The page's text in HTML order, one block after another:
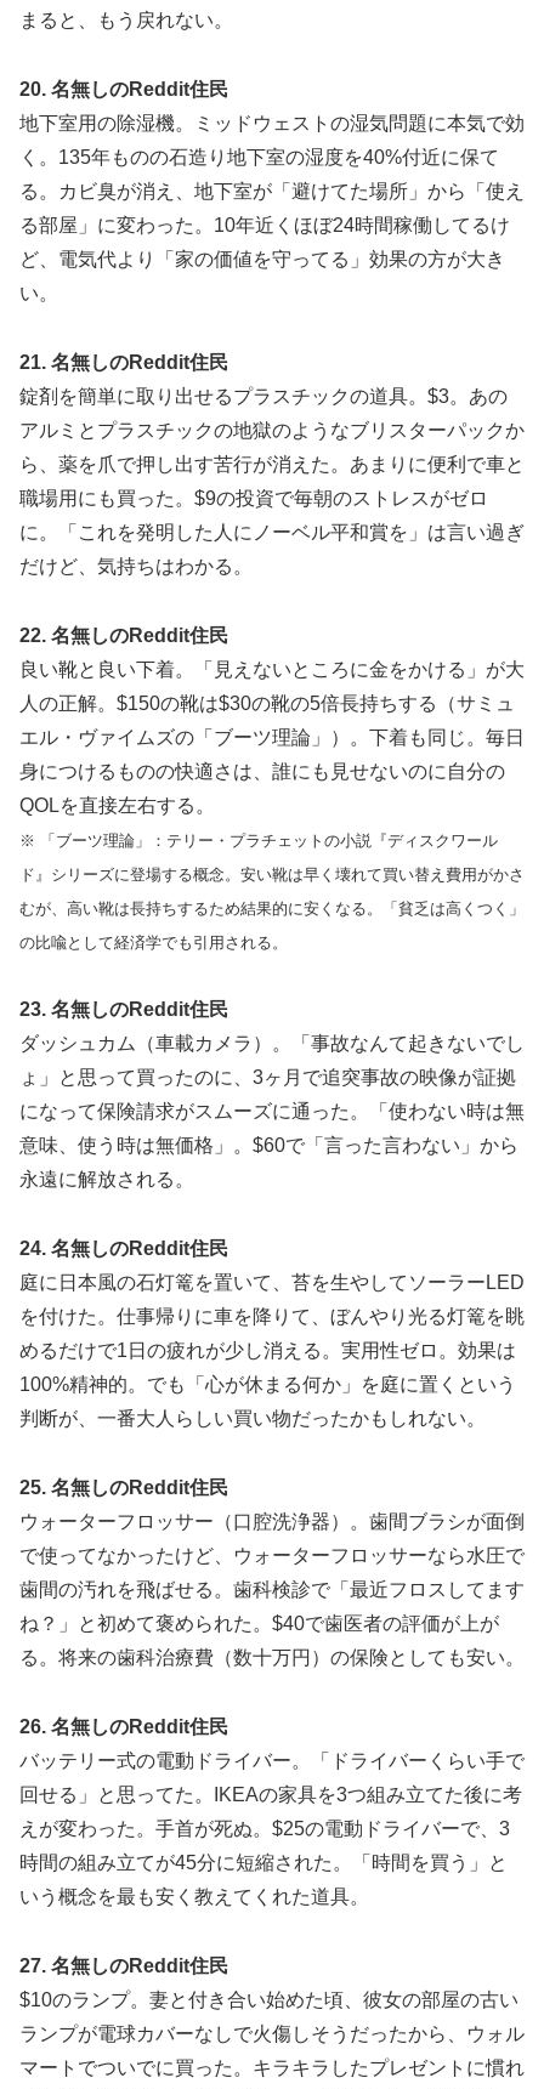
まると、もう戻れない。
20. 名無しのReddit住民
地下室用の除湿機。ミッドウェストの湿気問題に本気で効
く。135年ものの石造り地下室の湿度を40%付近に保て
る。カビ臭が消え、地下室が「避けてた場所」から「使え
る部屋」に変わった。10年近くほぼ24時間稼働してるけ
ど、電気代より「家の価値を守ってる」効果の方が大き
い。
21. 名無しのReddit住民
錠剤を簡単に取り出せるプラスチックの道具。$3。あの
アルミとプラスチックの地獄のようなブリスターパックか
ら、薬を爪で押し出す苦行が消えた。あまりに便利で車と
職場用にも買った。$9の投資で毎朝のストレスがゼロ
に。「これを発明した人にノーベル平和賞を」は言い過ぎ
だけど、気持ちはわかる。
22. 名無しのReddit住民
良い靴と良い下着。「見えないところに金をかける」が大
人の正解。$150の靴は$30の靴の5倍長持ちする（サミュ
エル・ヴァイムズの「ブーツ理論」）。下着も同じ。毎日
身につけるものの快適さは、誰にも見せないのに自分の
QOLを直接左右する。
※ 「ブーツ理論」：テリー・プラチェットの小説『ディスクワール
ド』シリーズに登場する概念。安い靴は早く壊れて買い替え費用がかさ
むが、高い靴は長持ちするため結果的に安くなる。「貧乏は高くつく」
の比喩として経済学でも引用される。
23. 名無しのReddit住民
ダッシュカム（車載カメラ）。「事故なんて起きないでし
ょ」と思って買ったのに、3ヶ月で追突事故の映像が証拠
になって保険請求がスムーズに通った。「使わない時は無
意味、使う時は無価格」。$60で「言った言わない」から
永遠に解放される。
24. 名無しのReddit住民
庭に日本風の石灯篭を置いて、苔を生やしてソーラーLED
を付けた。仕事帰りに車を降りて、ぼんやり光る灯篭を眺
めるだけで1日の疲れが少し消える。実用性ゼロ。効果は
100%精神的。でも「心が休まる何か」を庭に置くという
判断が、一番大人らしい買い物だったかもしれない。
25. 名無しのReddit住民
ウォーターフロッサー（口腔洗浄器）。歯間ブラシが面倒
で使ってなかったけど、ウォーターフロッサーなら水圧で
歯間の汚れを飛ばせる。歯科検診で「最近フロスしてます
ね？」と初めて褒められた。$40で歯医者の評価が上が
る。将来の歯科治療費（数十万円）の保険としても安い。
26. 名無しのReddit住民
バッテリー式の電動ドライバー。「ドライバーくらい手で
回せる」と思ってた。IKEAの家具を3つ組み立てた後に考
えが変わった。手首が死ぬ。$25の電動ドライバーで、3
時間の組み立てが45分に短縮された。「時間を買う」と
いう概念を最も安く教えてくれた道具。
27. 名無しのReddit住民
$10のランプ。妻と付き合い始めた頃、彼女の部屋の古い
ランプが電球カバーなしで火傷しそうだったから、ウォル
マートでついでに買った。キラキラしたプレゼントに慣れ